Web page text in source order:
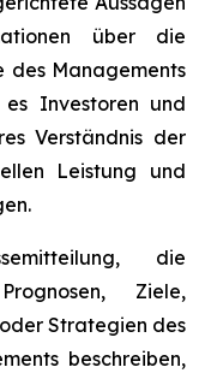
über die
des Managements
Investoren und
Verständnis der
Leistung und
die
Ziele,
Strategien des
beschreiben,